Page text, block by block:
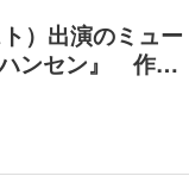
）出演のミュー
ハンセン』 作…